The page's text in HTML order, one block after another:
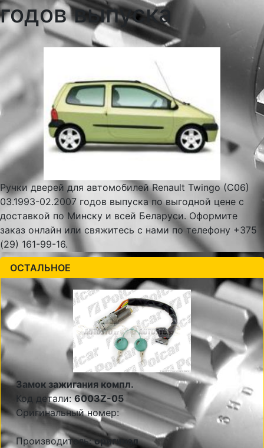
годов выпуска
Ручки дверей для автомобилей Renault Twingo (C06)
03.1993-02.2007 годов выпуска по выгодной цене с
доставкой по Минску и всей Беларуси. Оформите
заказ онлайн или свяжитесь с нами по телефону +375
(29) 161-99-16.
ОСТАЛЬНОЕ
Замок зажигания компл.
Код детали:6003Z-05
Оригинальный номер:
Производитель:оригинал